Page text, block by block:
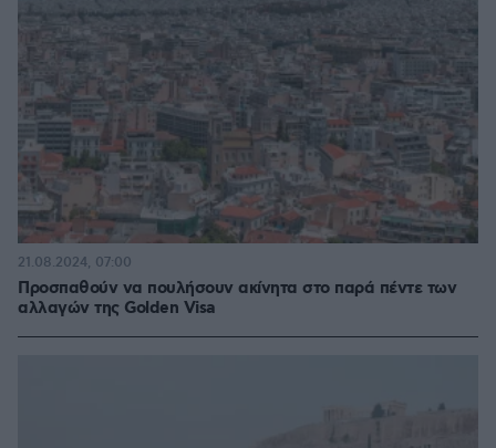
Προσπαθούν να πουλήσουν ακίνητα στο παρά πέντε των
αλλαγών της Golden Visa
21.08.2024, 07:00